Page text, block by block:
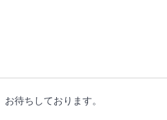
待ちしております。